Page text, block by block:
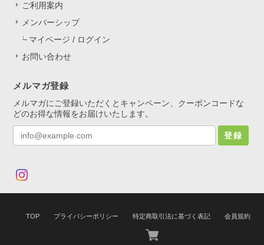
ご利用案内
メンバーシップ
マイページ / ログイン
お問い合わせ
メルマガ登録
メルマガにご登録いただくとキャンペーン、クーポンコードな
どのお得な情報をお届けいたします。
登録
TOP プライバシーポリシー 特定商取引法に基づく表記 会員規約